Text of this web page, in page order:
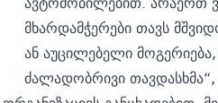
მხარდამჭერები თავს
ან აუცილებელი
ძალადობრივი თავდასხმა“,